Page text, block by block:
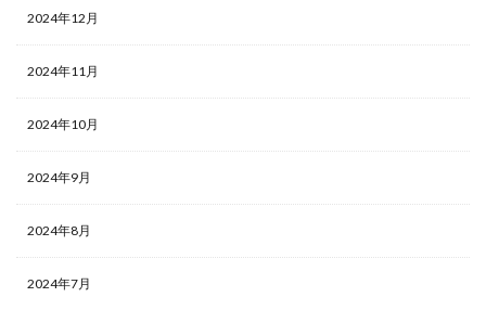
2024年12月
2024年11月
2024年10月
2024年9月
2024年8月
2024年7月